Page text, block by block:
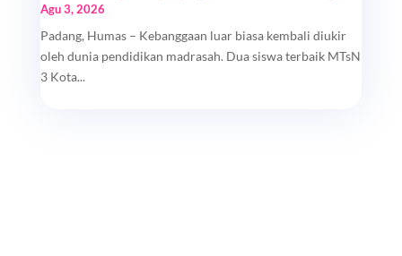
Agu 3, 2026
Padang, Humas – Kebanggaan luar biasa kembali diukir
oleh dunia pendidikan madrasah. Dua siswa terbaik MTsN
3 Kota...